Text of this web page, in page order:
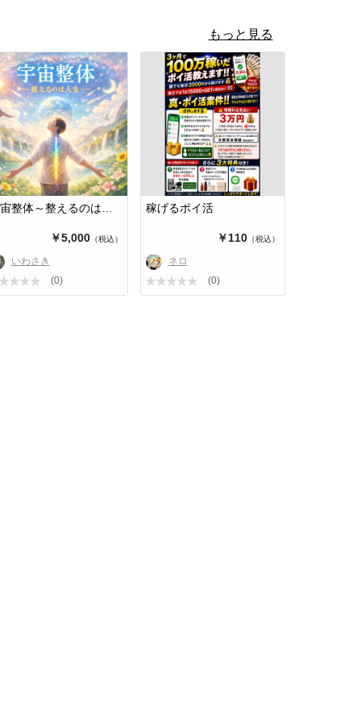
もっと見る
￥5,000（税込）
いわさき
(0)
稼げるポイ活
￥110（税込）
ネロ
(0)